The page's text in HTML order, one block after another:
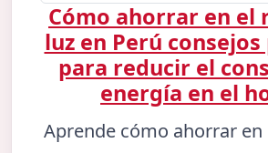
Cómo ahorrar en el
luz en Perú
para reducir el
energía en el
Aprende cómo ahorrar en